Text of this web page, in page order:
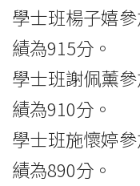
學士班楊子嬉
績為915分。
學士班謝佩薰
績為910分。
學士班施懷婷
績為890分。